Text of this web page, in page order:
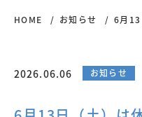
HOME お知らせ 6月13
2026.06.06 お知らせ